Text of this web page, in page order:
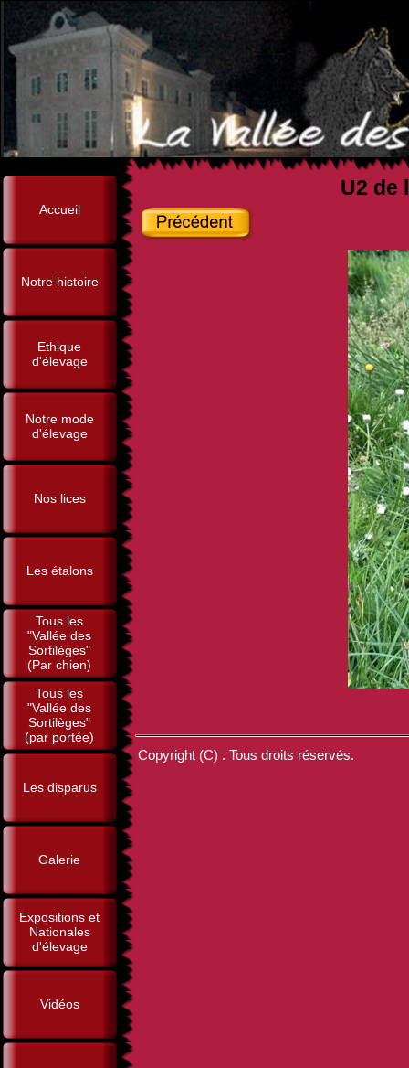
Accueil
Notre histoire
Ethique
d'élevage
Notre mode
d'élevage
Nos lices
Les étalons
Tous les
"Vallée des
Sortilèges"
(Par chien)
Tous les
"Vallée des
Sortilèges"
(par portée)
Les disparus
Galerie
Expositions et
Nationales
d'élevage
Vidéos
U2 de
Copyright (C) . Tous droits réservés.